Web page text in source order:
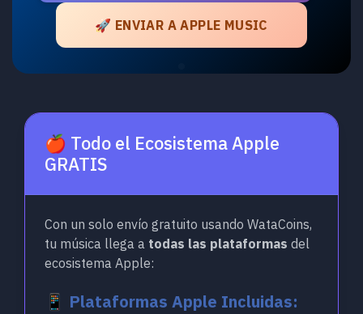
🚀 ENVIAR A APPLE MUSIC
🍎 Todo el Ecosistema Apple
GRATIS
Con un solo envío gratuito usando WataCoins,
tu música llega a todas las plataformas del
ecosistema Apple:
📱 Plataformas Apple Incluidas: